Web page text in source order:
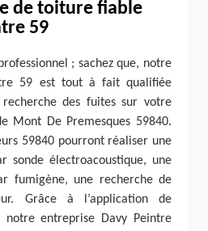
de toiture fiable
59
; sachez que, notre
59 est tout à fait qualifiée
des fuites sur votre
Mont De Premesques 59840.
59840 pourront réaliser une
sonde électroacoustique, une
fumigène, une recherche de
Grâce à l’application de
notre entreprise Davy Peintre